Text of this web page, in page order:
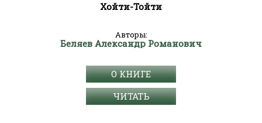
Хойти-Тойти
Авторы:
Беляев Александр Романович
О КНИГЕ
ЧИТАТЬ